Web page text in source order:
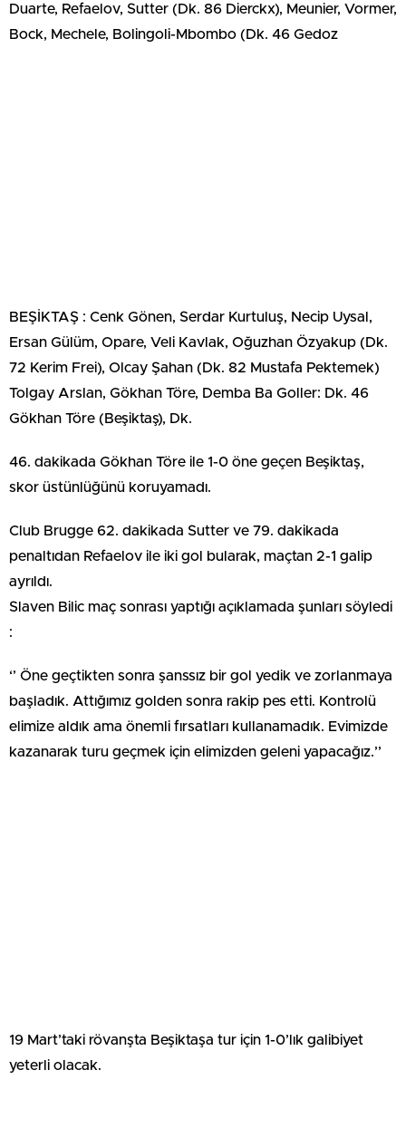
Duarte, Refaelov, Sutter (Dk. 86 Dierckx), Meunier, Vormer,
Bock, Mechele, Bolingoli-Mbombo (Dk. 46 Gedoz
BEŞİKTAŞ : Cenk Gönen, Serdar Kurtuluş, Necip Uysal,
Ersan Gülüm, Opare, Veli Kavlak, Oğuzhan Özyakup (Dk.
72 Kerim Frei), Olcay Şahan (Dk. 82 Mustafa Pektemek)
Tolgay Arslan, Gökhan Töre, Demba Ba Goller: Dk. 46
Gökhan Töre (Beşiktaş), Dk.
46. dakikada Gökhan Töre ile 1-0 öne geçen Beşiktaş,
skor üstünlüğünü koruyamadı.
Club Brugge 62. dakikada Sutter ve 79. dakikada
penaltıdan Refaelov ile iki gol bularak, maçtan 2-1 galip
ayrıldı.
Slaven Bilic maç sonrası yaptığı açıklamada şunları söyledi
:
‘’ Öne geçtikten sonra şanssız bir gol yedik ve zorlanmaya
başladık. Attığımız golden sonra rakip pes etti. Kontrolü
elimize aldık ama önemli fırsatları kullanamadık. Evimizde
kazanarak turu geçmek için elimizden geleni yapacağız.’’
19 Mart’taki rövanşta Beşiktaşa tur için 1-0’lık galibiyet
yeterli olacak.